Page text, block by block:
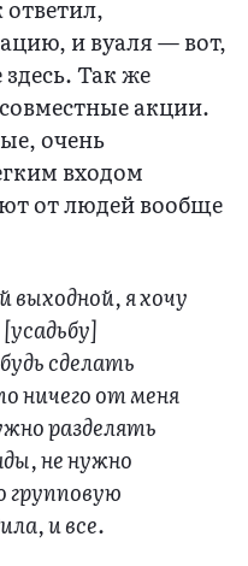
ответил,
и вуаля — вот,
Так же
акции.
очень
входом
от людей вообще
выходной, я хочу
сделать
ничего от меня
разделять
не нужно
и все.